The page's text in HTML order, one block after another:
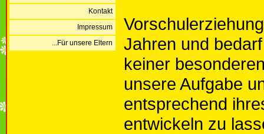
Kontakt
Impressum
...Für unsere Eltern
Jahren und
keiner
unsere Aufgabe
entsprechend
entwickeln zu